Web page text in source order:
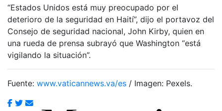
“Estados Unidos está muy preocupado por el
deterioro de la seguridad en Haití”, dijo el portavoz del
Consejo de seguridad nacional, John Kirby, quien en
una rueda de prensa subrayó que Washington “está
vigilando la situación”.
Fuente: www.vaticannews.va/es / Imagen: Pexels.